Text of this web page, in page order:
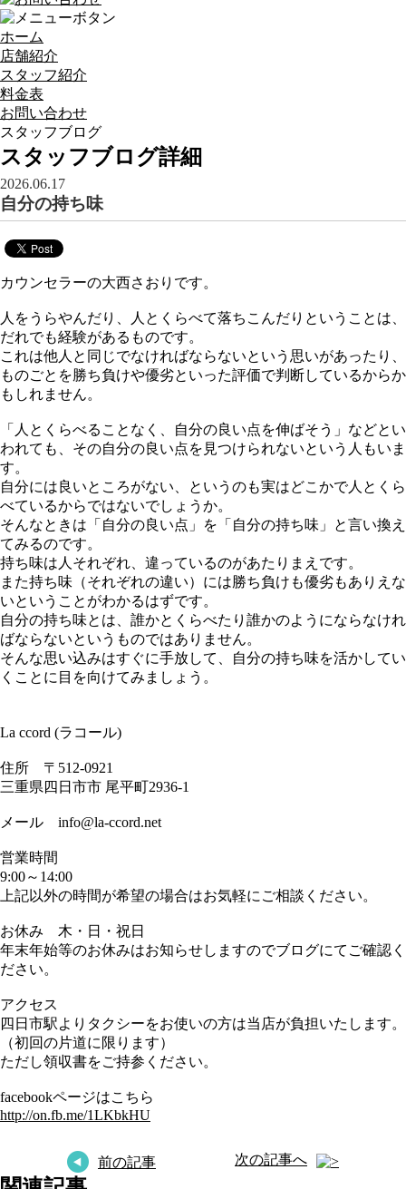
ホーム
店舗紹介
スタッフ紹介
料金表
お問い合わせ
スタッフブログ
スタッフブログ詳細
2026.06.17
自分の持ち味
カウンセラーの大西さおりです。
人をうらやんだり、人とくらべて落ちこんだりということは、
だれでも経験があるものです。
これは他人と同じでなければならないという思いがあったり、
ものごとを勝ち負けや優劣といった評価で判断しているからか
もしれません。
「人とくらべることなく、自分の良い点を伸ばそう」などとい
われても、その自分の良い点を見つけられないという人もいま
す。
自分には良いところがない、というのも実はどこかで人とくら
べているからではないでしょうか。
そんなときは「自分の良い点」を「自分の持ち味」と言い換え
てみるのです。
持ち味は人それぞれ、違っているのがあたりまえです。
また持ち味（それぞれの違い）には勝ち負けも優劣もありえな
いということがわかるはずです。
自分の持ち味とは、誰かとくらべたり誰かのようにならなけれ
ばならないというものではありません。
そんな思い込みはすぐに手放して、自分の持ち味を活かしてい
くことに目を向けてみましょう。
La ccord (ラコール)
住所 〒512-0921
三重県四日市市 尾平町2936-1
メール info@la-ccord.net
営業時間
9:00～14:00
上記以外の時間が希望の場合はお気軽にご相談ください。
お休み 木・日・祝日
年末年始等のお休みはお知らせしますのでブログにてご確認く
ださい。
アクセス
四日市駅よりタクシーをお使いの方は当店が負担いたします。
（初回の片道に限ります）
ただし領収書をご持参ください。
facebookページはこちら
http://on.fb.me/1LKbkHU
前の記事 次の記事へ